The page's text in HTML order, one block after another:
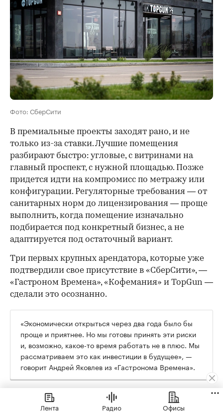
Фото: СберСити
В премиальные проекты заходят рано, и не
только из-за ставки. Лучшие помещения
разбирают быстро: угловые, с витринами на
главный проспект, с нужной площадью. Позже
придется идти на компромисс по метражу или
конфигурации. Регуляторные требования — от
санитарных норм до лицензирования — проще
выполнить, когда помещение изначально
подбирается под конкретный бизнес, а не
адаптируется под остаточный вариант.
Три первых крупных арендатора, которые уже
подтвердили свое присутствие в «СберСити», —
«Гастроном Времена», «Кофемания» и TopGun —
сделали это осознанно.
«Экономически открыться через два года было бы
проще и приятнее. Но мы готовы принять эти риски
и, возможно, какое-то время работать не в плюс. Мы
рассматриваем это как инвестиции в будущее», —
говорит Андрей Яковлев из «Гастронома Времена».
Их формат в «СберСити» кардинально
отличается от флагманского: там 2000 кв. м и
Лента Радио Офисы